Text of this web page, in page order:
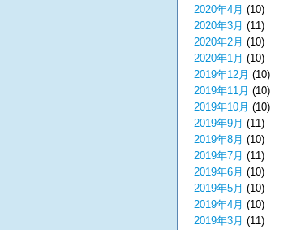
2020年4月 (10)
2020年3月 (11)
2020年2月 (10)
2020年1月 (10)
2019年12月 (10)
2019年11月 (10)
2019年10月 (10)
2019年9月 (11)
2019年8月 (10)
2019年7月 (11)
2019年6月 (10)
2019年5月 (10)
2019年4月 (10)
2019年3月 (11)